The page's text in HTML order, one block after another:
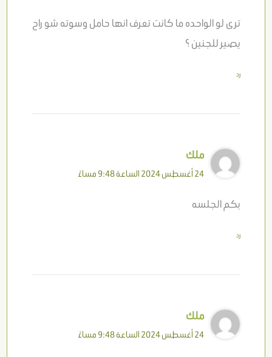
ترى لو الواحده ما كانت تعرف انها حامل وسوته شو راح
يصير للجنين ؟
رد
ملك
24 أغسطس 2024 الساعة 9:48 مساءً
بكم الجلسه
رد
ملك
24 أغسطس 2024 الساعة 9:48 مساءً